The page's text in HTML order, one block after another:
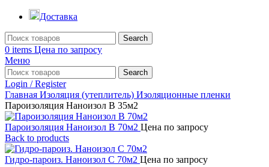
Доставка
Search
0 items Цена по запросу
Меню
Search
Login / Register
Главная Изоляция (утеплитель) Изоляционные пленки
Пароизоляция Наноизол В 35м2
Пароизоляция Наноизол В 70м2 Цена по запросу
Back to products
Гидро-пароиз. Наноизол С 70м2 Цена по запросу